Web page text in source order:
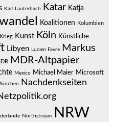
Karl Lauterbach Katar Katja
Koalitionen Kolumbien
Krieg Kunst Köln Künstliche
Libyen Lucien Favre
Markus
MDR-Altpapier
Mexico Michael Maier Microsoft
Nachdenkseiten
Northstream NRW